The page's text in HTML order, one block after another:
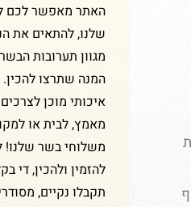
האתר מאפשר לכם
שלנו, להתאים את
מגוון תערובות
המנה שתרצו
איכותי מוכן
מאמץ, לבית או
משלוחי בשר שלנו!
להזמין ולהכין, די
תקבלו נקיים,